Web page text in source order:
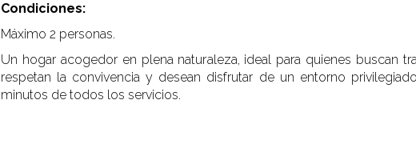
Condiciones:
Máximo 2 personas.
Un hogar acogedor en plena naturaleza, ideal para quienes buscan
respetan la convivencia y desean disfrutar de un entorno
minutos de todos los servicios.